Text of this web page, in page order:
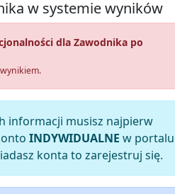
w systemie wyników
dla Zawodnika po
informacji musisz najpierw
INDYWIDUALNE w portalu
konta to zarejestruj się.